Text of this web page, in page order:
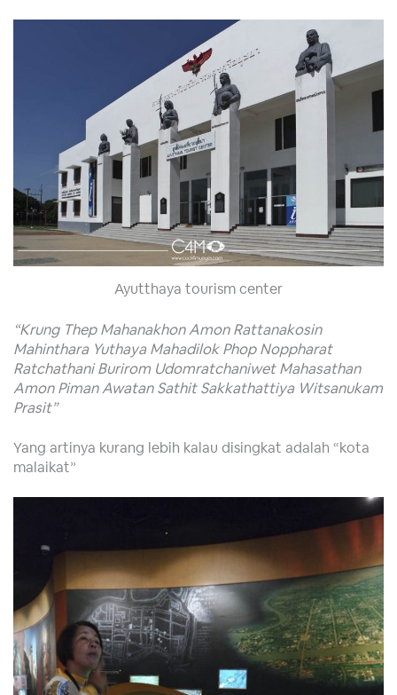
Ayutthaya tourism center
“Krung Thep Mahanakhon Amon Rattanakosin
Mahinthara Yuthaya Mahadilok Phop Noppharat
Ratchathani Burirom Udomratchaniwet Mahasathan
Amon Piman Awatan Sathit Sakkathattiya Witsanukam
Prasit”
Yang artinya kurang lebih kalau disingkat adalah “kota
malaikat”